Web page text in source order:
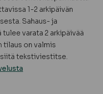
1-2 arkipäivän
Sahaus- ja
varata 2 arkipäivää
tilaus on valmis
tekstiviestitse.